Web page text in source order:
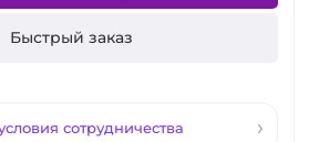
Быстрый заказ
сотрудничества